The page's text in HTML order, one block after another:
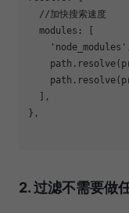
//加快搜索速度
  modules: [
'node_modules'
  ],
},
2. 过滤不需要做